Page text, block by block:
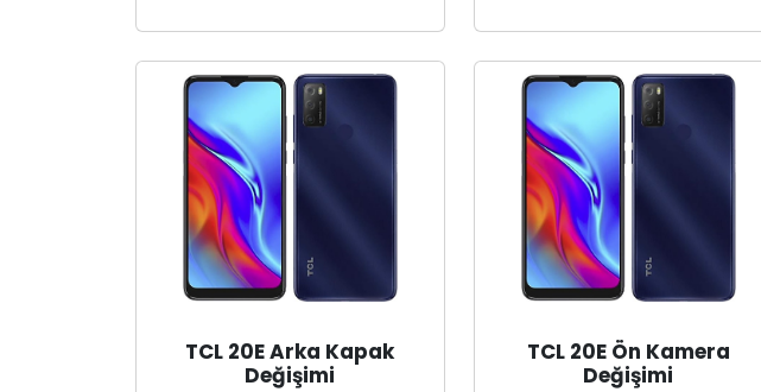
TCL 20E Arka Kapak
Değişimi
TCL 20E Ön Kamera
Değişimi